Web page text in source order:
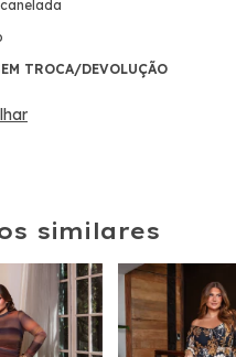
TROCA/DEVOLUÇÃO
similares